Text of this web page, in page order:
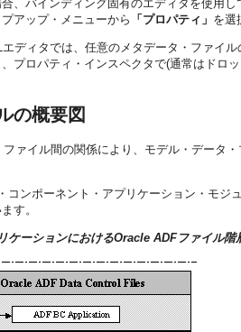
、バインディング固有のエディタを使用
アップ・メニューから 「プロパティ」 を選
エディタでは、任意のメタデータ・ファイ
プロパティ・インスペクタで(通常はドロ
の概要図
ァイル間の関係により、モデル・データ
コンポーネント・アプリケーション・モ
す。
ケーションにおけるOracle ADFファイル階